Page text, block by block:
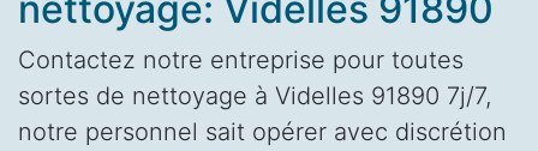
Contactez notre entreprise pour toutes
sortes de nettoyage à Videlles 91890 7j/7,
notre personnel sait opérer avec discrétion